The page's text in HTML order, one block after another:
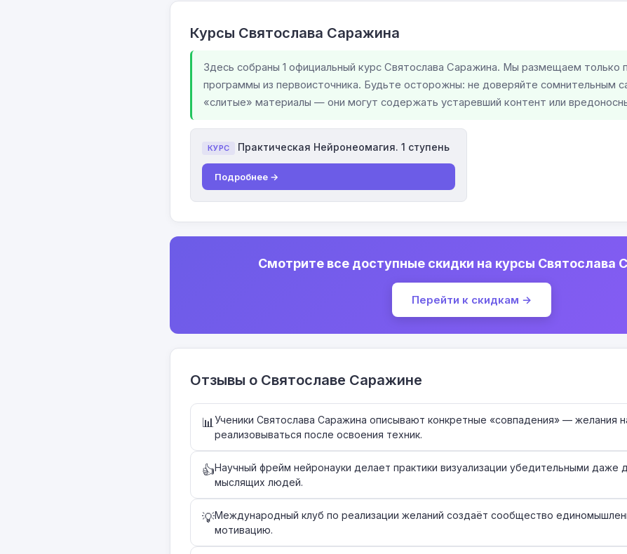
Курсы Святослава Саражина
Здесь собраны 1 официальный курс Святослава Саражина. Мы размещаем только
программы из первоисточника. Будьте осторожны: не доверяйте сомнительным
«слитые» материалы — они могут содержать устаревший контент или
КУРС Практическая Нейронеомагия. 1 ступень
Подробнее →
Смотрите все доступные скидки на курсы Святослава
Перейти к скидкам →
Отзывы о Святославе Саражине
📊 Ученики Святослава Саражина описывают конкретные «совпадения» — желания
реализовываться после освоения техник.
👍Научный фрейм нейронауки делает практики визуализации убедительными даже
мыслящих людей.
💡Международный клуб по реализации желаний создаёт сообщество
мотивацию.